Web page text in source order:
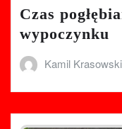
Czas
wypoczynku
Kamil Krasowski